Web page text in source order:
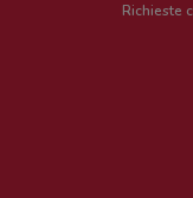
Richieste